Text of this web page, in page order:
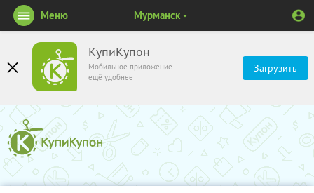
КупиКупон
Мобильное приложение
ещё удобнее
Загрузить
Меню Мурманск